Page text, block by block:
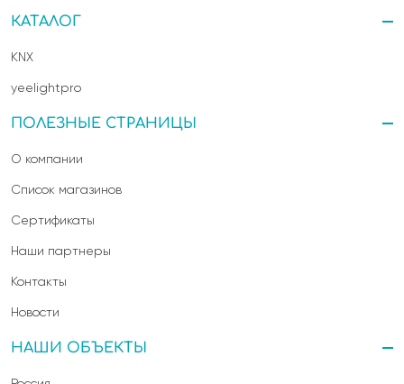
ПОЛЕЗНЫЕ СТРАНИЦЫ
О компании
Список магазинов
Сертификаты
Наши партнеры
Контакты
Новости
КАТАЛОГ
KNX
yeelightpro
НАШИ ОБЪЕКТЫ